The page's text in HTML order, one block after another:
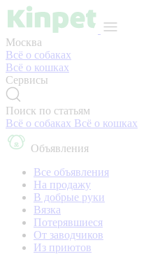
Москва
Всё о собаках
Всё о кошках
Сервисы
Поиск по статьям
Всё о собаках Всё о кошках
Объявления
Все объявления
На продажу
В добрые руки
Вязка
Потерявшиеся
От заводчиков
Из приютов